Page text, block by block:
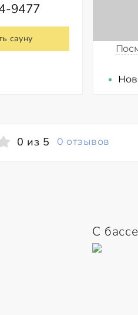
9477
сауну
0 из 5 0 отзывов
С